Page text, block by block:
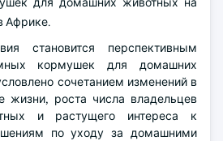
Африке.
становится перспективным
кормушек для домашних
сочетанием изменений в
жизни, роста числа владельцев
и растущего интереса к
по уходу за домашними